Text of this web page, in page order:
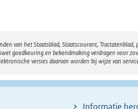
van het Staatsblad, Staatscourant,
goedkeuring en bekendmaking verdragen voor
versies daarvan worden bij wijze van
Informatie